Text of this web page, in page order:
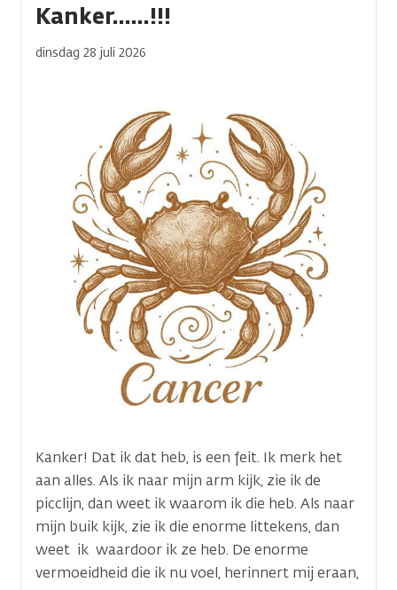
Kanker......!!!
dinsdag 28 juli 2026
Kanker! Dat ik dat heb, is een feit. Ik merk het
aan alles. Als ik naar mijn arm kijk, zie ik de
picclijn, dan weet ik waarom ik die heb. Als naar
mijn buik kijk, zie ik die enorme littekens, dan
weet ik waardoor ik ze heb. De enorme
vermoeidheid die ik nu voel, herinnert mij eraan,